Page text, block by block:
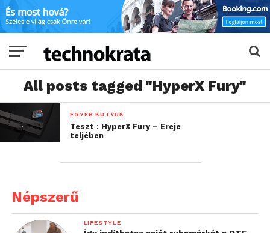
All posts tagged "HyperX Fury"
EGYÉB KÜTYÜK
Teszt : HyperX Fury – Ereje
teljében
Népszerű
LIFESTYLE